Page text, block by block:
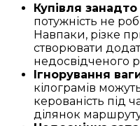
Купівля
потужність не
Навпаки, різке
створювати
недосвідченого
Ігнорування
кілограмів
керованість під
ділянок